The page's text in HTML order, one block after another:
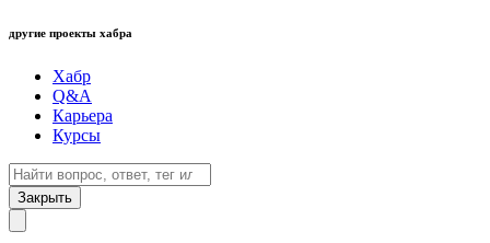
другие проекты хабра
Хабр
Q&A
Карьера
Курсы
Закрыть